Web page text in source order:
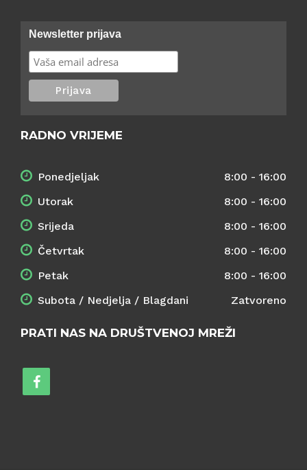
Newsletter prijava
RADNO VRIJEME
Ponedjeljak
8:00 - 16:00
Utorak
8:00 - 16:00
Srijeda
8:00 - 16:00
Četvrtak
8:00 - 16:00
Petak
8:00 - 16:00
Subota / Nedjelja / Blagdani
Zatvoreno
PRATI NAS NA DRUŠTVENOJ MREŽI